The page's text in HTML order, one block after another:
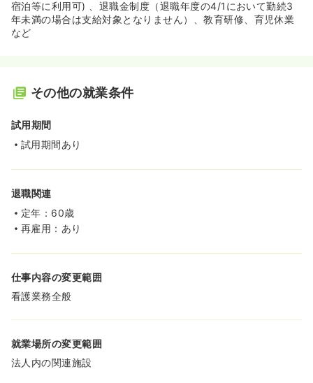
宿泊等に利用可) 、退職金制度（退職年度の4/1において勤続3
年未満の場合は支給対象となりません）、教育研修、育児休業
など
その他の就業条件
試用期間
試用期間あり
退職関連
定年：60歳
再雇用：あり
仕事内容の変更範囲
看護業務全般
就業場所の変更範囲
法人内の関連施設